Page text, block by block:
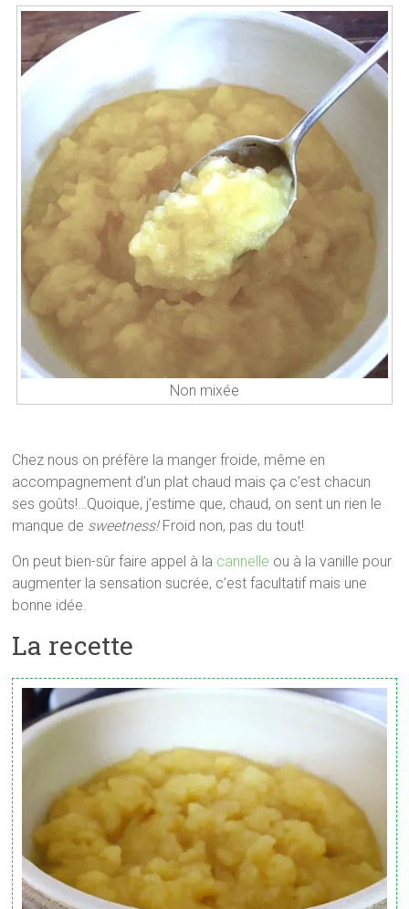
Non mixée
Chez nous on préfère la manger froide, même en
accompagnement d’un plat chaud mais ça c’est chacun
ses goûts!…Quoique, j’estime que, chaud, on sent un rien le
manque de sweetness!Froid non, pas du tout!
On peut bien-sûr faire appel à la cannelle ou à la vanille pour
augmenter la sensation sucrée, c’est facultatif mais une
bonne idée.
La recette